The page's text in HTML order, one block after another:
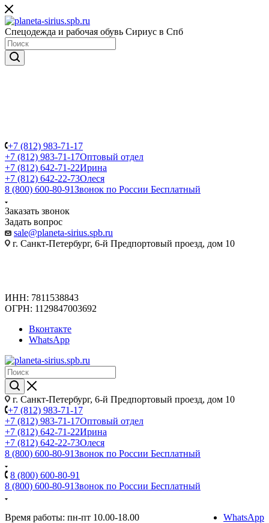
Спецодежда и рабочая обувь Сириус в Спб
+7 (812) 983-71-17
+7 (812) 983-71-17Оптовый отдел
+7 (812) 642-71-22Ирина
+7 (812) 642-22-73Олеся
8 (800) 600-80-91Звонок по России Бесплатный
Заказать звонок
Задать вопрос
sale@planeta-sirius.spb.ru
г. Санкт-Петербург, 6-й Предпортовый проезд, дом 10
ИНН: 7811538843
ОГРН: 1129847003692
Вконтакте
WhatsApp
г. Санкт-Петербург, 6-й Предпортовый проезд, дом 10
+7 (812) 983-71-17
+7 (812) 983-71-17Оптовый отдел
+7 (812) 642-71-22Ирина
+7 (812) 642-22-73Олеся
8 (800) 600-80-91Звонок по России Бесплатный
8 (800) 600-80-91
8 (800) 600-80-91Звонок по России Бесплатный
Время работы: пн-пт 10.00-18.00
WhatsApp